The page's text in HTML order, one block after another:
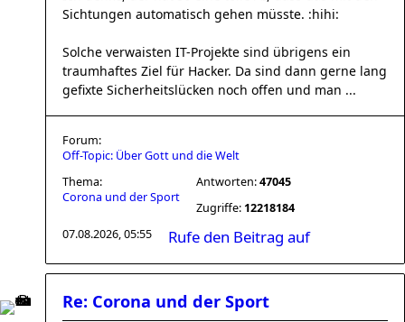
Sichtungen automatisch gehen müsste. :hihi:
Solche verwaisten IT-Projekte sind übrigens ein
traumhaftes Ziel für Hacker. Da sind dann gerne lang
gefixte Sicherheitslücken noch offen und man ...
Forum:
Off-Topic: Über Gott und die Welt
Thema:
Corona und der Sport
Antworten:47045
Zugriffe: 12218184
07.08.2026, 05:55
Rufe den Beitrag auf
Re: Corona und der Sport